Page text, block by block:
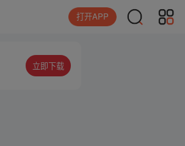
打开APP
立即下载